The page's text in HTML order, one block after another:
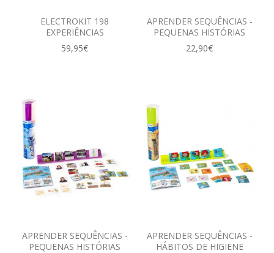
ELECTROKIT 198
EXPERIÊNCIAS
59,95€
APRENDER SEQUÊNCIAS -
PEQUENAS HISTÓRIAS
22,90€
APRENDER SEQUÊNCIAS -
PEQUENAS HISTÓRIAS
APRENDER SEQUÊNCIAS -
HÁBITOS DE HIGIENE